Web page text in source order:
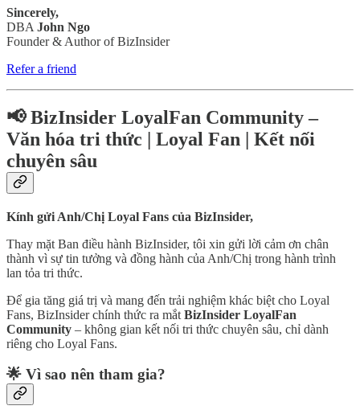
Sincerely,
DBA John Ngo
Founder & Author of BizInsider
Refer a friend
📢 BizInsider LoyalFan Community –
Văn hóa tri thức | Loyal Fan | Kết nối
chuyên sâu
Kính gửi Anh/Chị Loyal Fans của BizInsider,
Thay mặt Ban điều hành BizInsider, tôi xin gửi lời cảm ơn chân
thành vì sự tin tưởng và đồng hành của Anh/Chị trong hành trình
lan tỏa tri thức.
Để gia tăng giá trị và mang đến trải nghiệm khác biệt cho Loyal
Fans, BizInsider chính thức ra mắt BizInsider LoyalFan
Community – không gian kết nối tri thức chuyên sâu, chỉ dành
riêng cho Loyal Fans.
🌟 Vì sao nên tham gia?